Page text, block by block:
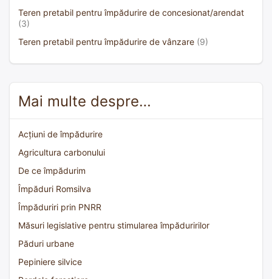
Teren pretabil pentru împădurire de concesionat/arendat
(3)
Teren pretabil pentru împădurire de vânzare (9)
Mai multe despre…
Acțiuni de împădurire
Agricultura carbonului
De ce împădurim
Împăduri Romsilva
Împăduriri prin PNRR
Măsuri legislative pentru stimularea împăduririlor
Păduri urbane
Pepiniere silvice